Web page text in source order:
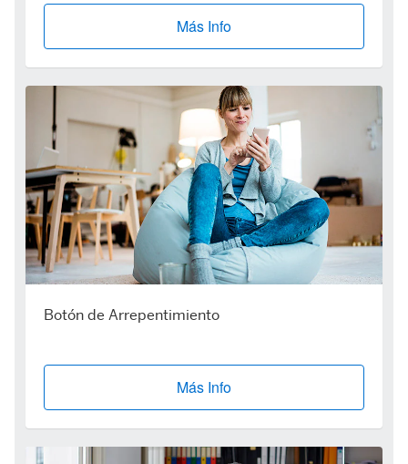
Más Info
Botón de Arrepentimiento
Más Info